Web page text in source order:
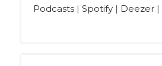
Podcasts| Spotify| Deezer|